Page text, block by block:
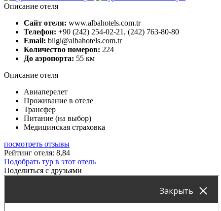
Описание отеля
Сайт отеля: www.albahotels.com.tr
Телефон: +90 (242) 254-02-21, (242) 763-80-80
Email: bilgi@albahotels.com.tr
Количество номеров: 224
До аэропорта: 55 км
Описание отеля
Авиаперелет
Проживание в отеле
Трансфер
Питание (на выбор)
Медицинская страховка
посмотреть отзывы
Рейтинг отеля: 8,84
Подобрать тур в этот отель
Поделиться с друзьями